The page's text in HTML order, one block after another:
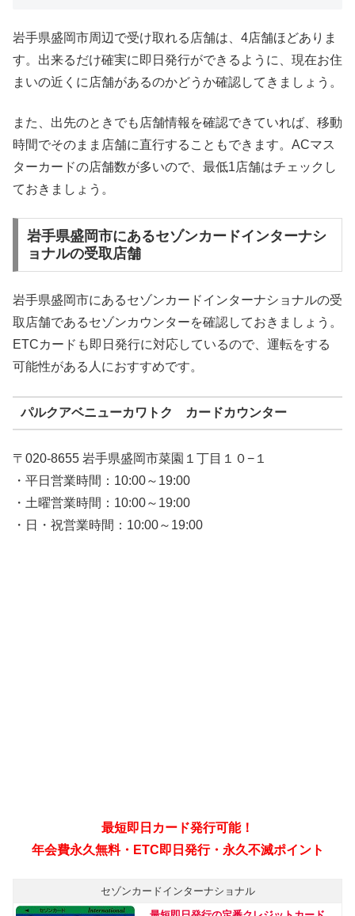
岩手県盛岡市周辺で受け取れる店舗は、4店舗ほどありま
す。出来るだけ確実に即日発行ができるように、現在お住
まいの近くに店舗があるのかどうか確認してきましょう。
また、出先のときでも店舗情報を確認できていれば、移動
時間でそのまま店舗に直行することもできます。ACマス
ターカードの店舗数が多いので、最低1店舗はチェックし
ておきましょう。
岩手県盛岡市にあるセゾンカードインターナシ
ョナルの受取店舗
岩手県盛岡市にあるセゾンカードインターナショナルの受
取店舗であるセゾンカウンターを確認しておきましょう。
ETCカードも即日発行に対応しているので、運転をする
可能性がある人におすすめです。
パルクアベニューカワトク カードカウンター
〒020-8655 岩手県盛岡市菜園１丁目１０−１
・平日営業時間：10:00～19:00
・土曜営業時間：10:00～19:00
・日・祝営業時間：10:00～19:00
最短即日カード発行可能！
年会費永久無料・ETC即日発行・永久不滅ポイント
セゾンカードインターナショナル